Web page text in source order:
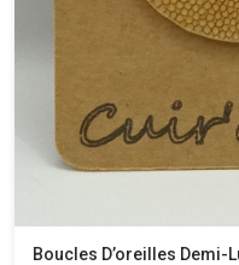
Boucles D’oreilles Demi-